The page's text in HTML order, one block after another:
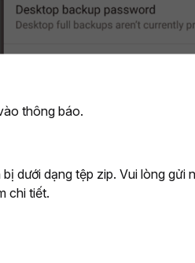
thông báo.
dưới dạng tệp zip. Vui lòng gửi
chi tiết.